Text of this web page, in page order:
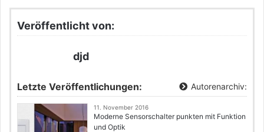
Veröffentlicht von:
djd
Letzte Veröffentlichungen: Autorenarchiv:
11. November 2016
Moderne Sensorschalter punkten mit Funktion
und Optik